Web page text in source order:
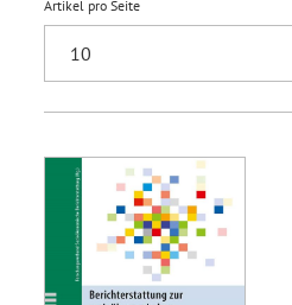
Artikel pro Seite